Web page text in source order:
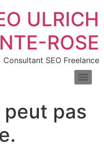
ULRICH
ROSE
Consultant SEO Freelance
peut pas